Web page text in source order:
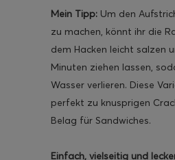
Mein Tipp: Um den
zu machen, könnt ihr die
dem Hacken leicht salzen
Minuten ziehen lassen,
Wasser verlieren. Diese
perfekt zu knusprigen
Belag für Sandwiches.
Einfach, vielseitig und